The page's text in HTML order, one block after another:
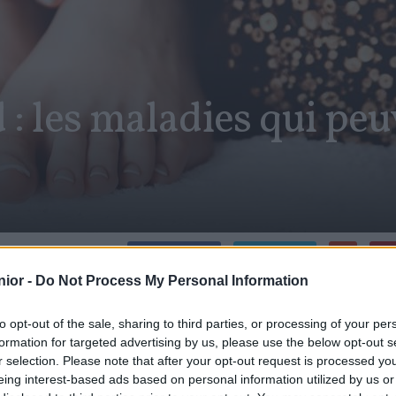
- Do Not Process My Personal Information
opt-out of the sale, sharing to third parties, or processing of your
for targeted advertising by us, please use the below opt-out
selection. Please note that after your opt-out request is processed
interest-based ads based on personal information utilized by us
: les maladies qui
Les ongles des pieds peuvent être sujets à diverses
Cette zone fragile est souvent négligée, pourtant,
des ongles sont longues et difficiles à traiter.
Quelles sont les maladies qui peuvent toucher les ongles